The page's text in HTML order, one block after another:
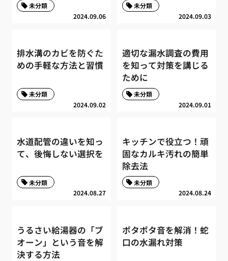
2024.09.06
未分類
2024.09.03
未分類
排水溝のカビを防ぐた
めの手軽な方法と習慣
2024.09.02
未分類
適切な漏水調査の費用
を知って対策を講じる
ために
2024.09.01
未分類
水道配管の違いを知っ
て、後悔しない選択を
2024.08.27
未分類
キッチンで役立つ！頑
固なカルキ汚れの簡単
除去法
2024.08.24
未分類
うるさい給湯器の「ブ
オーン」という音を解
決する方法
ポタポタ音を解消！蛇
口の水漏れ対策